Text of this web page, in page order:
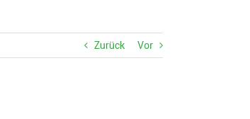
Zurück Vor